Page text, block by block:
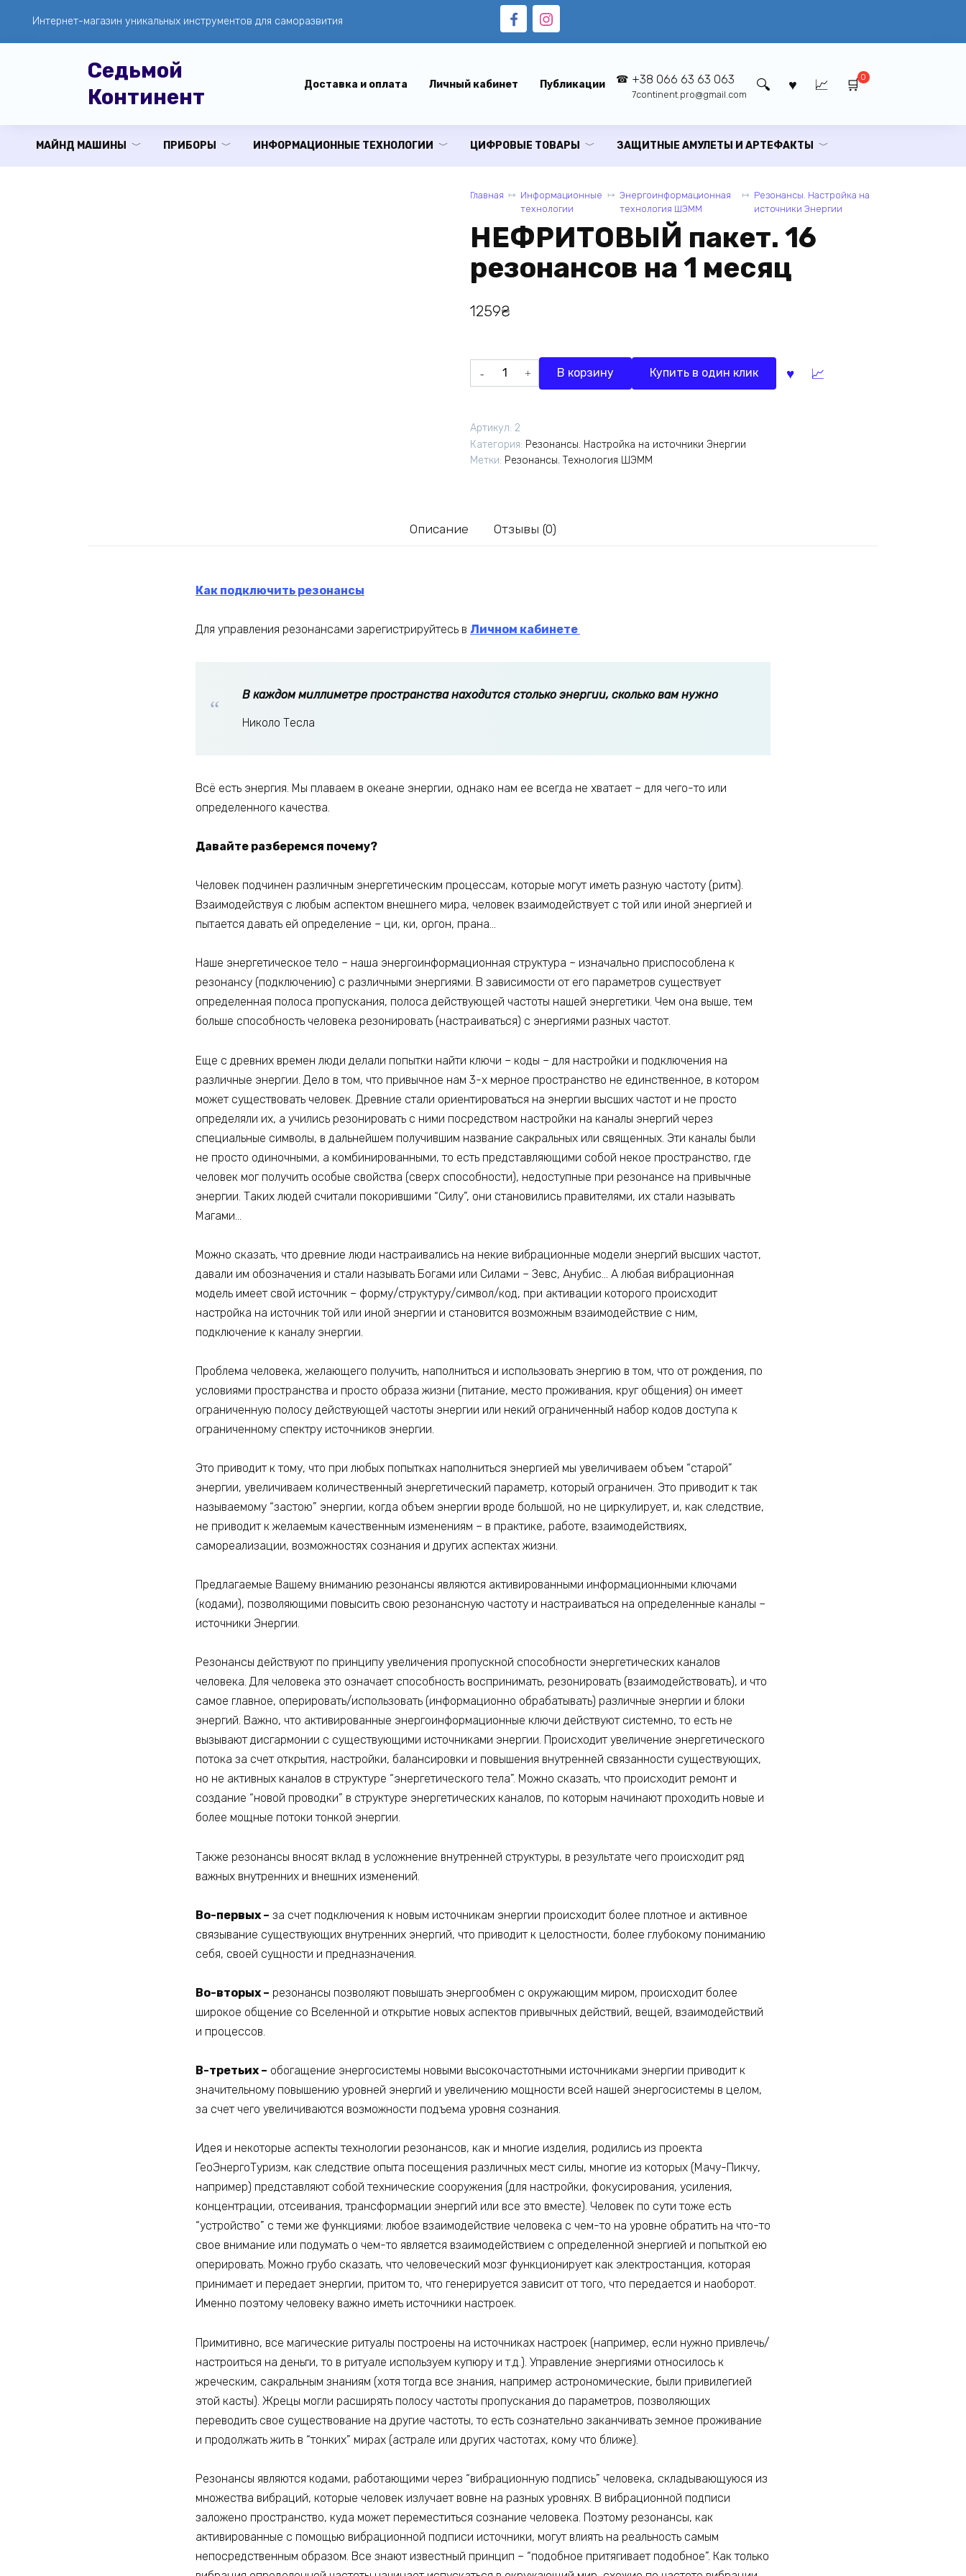
содержанию
Интернет-магазин уникальных инструментов для саморазвития
Седьмой
Континент
Доставка и оплата Личный кабинет Публикации +38 066 63 63 063
7continent.pro@gmail.com
0
МАЙНД МАШИНЫ ПРИБОРЫ ИНФОРМАЦИОННЫЕ ТЕХНОЛОГИИ ЦИФРОВЫЕ ТОВАРЫ ЗАЩИТНЫЕ АМУЛЕТЫ И АРТЕФАКТЫ
Главная
Информационные
технологии
Энергоинформационная
технология ШЭММ
Резонансы. Настройка на
источники Энергии
НЕФРИТОВЫЙ пакет. 16
резонансов на 1 месяц
1259₴
Количество
товара
16
резонансов
В корзину Купить в один клик
Артикул: 2
Категория: Резонансы. Настройка на источники Энергии
Метки: Резонансы, Технология ШЭММ
Описание Отзывы (0)
Как подключить резонансы
Для управления резонансами зарегистрируйтесь в Личном кабинете
В каждом миллиметре пространства находится столько энергии, сколько вам нужно
Николо Тесла
Всё есть энергия. Мы плаваем в океане энергии, однако нам ее всегда не хватает – для чего-то или
определенного качества.
Давайте разберемся почему?
Человек подчинен различным энергетическим процессам, которые могут иметь разную частоту (ритм).
Взаимодействуя с любым аспектом внешнего мира, человек взаимодействует с той или иной энергией и
пытается давать ей определение – ци, ки, оргон, прана…
Наше энергетическое тело – наша энергоинформационная структура – изначально приспособлена к
резонансу (подключению) с различными энергиями. В зависимости от его параметров существует
определенная полоса пропускания, полоса действующей частоты нашей энергетики. Чем она выше, тем
больше способность человека резонировать (настраиваться) с энергиями разных частот.
Еще с древних времен люди делали попытки найти ключи – коды – для настройки и подключения на
различные энергии. Дело в том, что привычное нам 3-х мерное пространство не единственное, в котором
может существовать человек. Древние стали ориентироваться на энергии высших частот и не просто
определяли их, а учились резонировать с ними посредством настройки на каналы энергий через
специальные символы, в дальнейшем получившим название сакральных или священных. Эти каналы были
не просто одиночными, а комбинированными, то есть представляющими собой некое пространство, где
человек мог получить особые свойства (сверх способности), недоступные при резонансе на привычные
энергии. Таких людей считали покорившими “Силу”, они становились правителями, их стали называть
Магами…
Можно сказать, что древние люди настраивались на некие вибрационные модели энергий высших частот,
давали им обозначения и стали называть Богами или Силами – Зевс, Анубис… А любая вибрационная
модель имеет свой источник – форму/структуру/символ/код, при активации которого происходит
настройка на источник той или иной энергии и становится возможным взаимодействие с ним,
подключение к каналу энергии.
Проблема человека, желающего получить, наполниться и использовать энергию в том, что от рождения, по
условиями пространства и просто образа жизни (питание, место проживания, круг общения) он имеет
ограниченную полосу действующей частоты энергии или некий ограниченный набор кодов доступа к
ограниченному спектру источников энергии.
Это приводит к тому, что при любых попытках наполниться энергией мы увеличиваем объем “старой”
энергии, увеличиваем количественный энергетический параметр, который ограничен. Это приводит к так
называемому “застою” энергии, когда объем энергии вроде большой, но не циркулирует, и, как следствие,
не приводит к желаемым качественным изменениям – в практике, работе, взаимодействиях,
самореализации, возможностях сознания и других аспектах жизни.
Предлагаемые Вашему вниманию резонансы являются активированными информационными ключами
(кодами), позволяющими повысить свою резонансную частоту и настраиваться на определенные каналы –
источники Энергии.
Резонансы действуют по принципу увеличения пропускной способности энергетических каналов
человека. Для человека это означает способность воспринимать, резонировать (взаимодействовать), и что
самое главное, оперировать/использовать (информационно обрабатывать) различные энергии и блоки
энергий. Важно, что активированные энергоинформационные ключи действуют системно, то есть не
вызывают дисгармонии с существующими источниками энергии. Происходит увеличение энергетического
потока за счет открытия, настройки, балансировки и повышения внутренней связанности существующих,
но не активных каналов в структуре “энергетического тела”. Можно сказать, что происходит ремонт и
создание “новой проводки” в структуре энергетических каналов, по которым начинают проходить новые и
более мощные потоки тонкой энергии.
Также резонансы вносят вклад в усложнение внутренней структуры, в результате чего происходит ряд
важных внутренних и внешних изменений.
Во-первых – за счет подключения к новым источникам энергии происходит более плотное и активное
связывание существующих внутренних энергий, что приводит к целостности, более глубокому пониманию
себя, своей сущности и предназначения.
Во-вторых – резонансы позволяют повышать энергообмен с окружающим миром, происходит более
широкое общение со Вселенной и открытие новых аспектов привычных действий, вещей, взаимодействий
и процессов.
В-третьих – обогащение энергосистемы новыми высокочастотными источниками энергии приводит к
значительному повышению уровней энергий и увеличению мощности всей нашей энергосистемы в целом,
за счет чего увеличиваются возможности подъема уровня сознания.
Идея и некоторые аспекты технологии резонансов, как и многие изделия, родились из проекта
ГеоЭнергоТуризм, как следствие опыта посещения различных мест силы, многие из которых (Мачу-Пикчу,
например) представляют собой технические сооружения (для настройки, фокусирования, усиления,
концентрации, отсеивания, трансформации энергий или все это вместе). Человек по сути тоже есть
“устройство” с теми же функциями: любое взаимодействие человека с чем-то на уровне обратить на что-то
свое внимание или подумать о чем-то является взаимодействием с определенной энергией и попыткой ею
оперировать. Можно грубо сказать, что человеческий мозг функционирует как электростанция, которая
принимает и передает энергии, притом то, что генерируется зависит от того, что передается и наоборот.
Именно поэтому человеку важно иметь источники настроек.
Примитивно, все магические ритуалы построены на источниках настроек (например, если нужно привлечь/
настроиться на деньги, то в ритуале используем купюру и т.д.). Управление энергиями относилось к
жреческим, сакральным знаниям (хотя тогда все знания, например астрономические, были привилегией
этой касты). Жрецы могли расширять полосу частоты пропускания до параметров, позволяющих
переводить свое существование на другие частоты, то есть сознательно заканчивать земное проживание
и продолжать жить в “тонких” мирах (астрале или других частотах, кому что ближе).
Резонансы являются кодами, работающими через “вибрационную подпись” человека, складывающуюся из
множества вибраций, которые человек излучает вовне на разных уровнях. В вибрационной подписи
заложено пространство, куда может переместиться сознание человека. Поэтому резонансы, как
активированные с помощью вибрационной подписи источники, могут влиять на реальность самым
непосредственным образом. Все знают известный принцип – “подобное притягивает подобное”. Как только